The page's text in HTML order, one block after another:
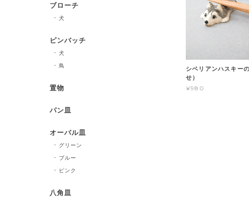
シベリアンハスキー
せ）
¥980
ブローチ
犬
ピンバッチ
犬
鳥
置物
パン皿
オーバル皿
グリーン
ブルー
ピンク
八角皿